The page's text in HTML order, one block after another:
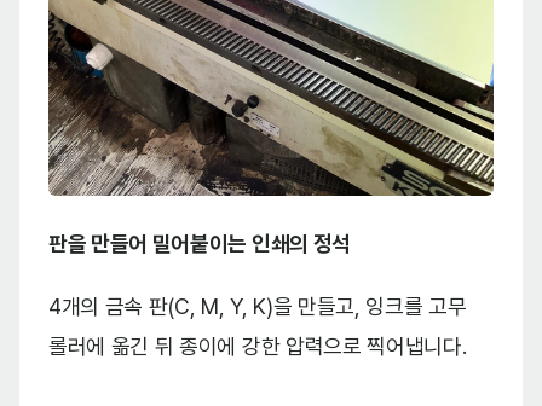
판을 만들어 밀어붙이는 인쇄의 정석
4개의 금속 판(C, M, Y, K)을 만들고, 잉크를 고무
롤러에 옮긴 뒤 종이에 강한 압력으로 찍어냅니다.